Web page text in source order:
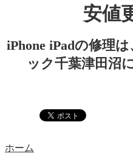
安値
iPhone iPadの修理
ック千葉津田沼
ホーム